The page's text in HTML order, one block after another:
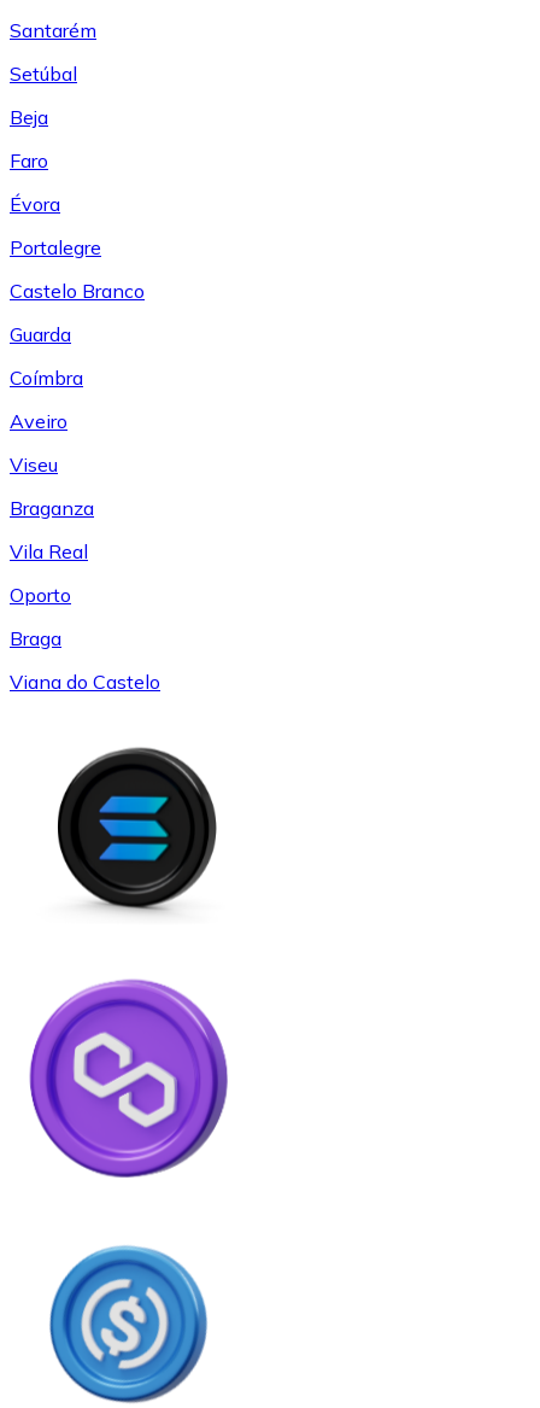
Santarém
Setúbal
Beja
Faro
Évora
Portalegre
Castelo Branco
Guarda
Coímbra
Aveiro
Viseu
Braganza
Vila Real
Oporto
Braga
Viana do Castelo